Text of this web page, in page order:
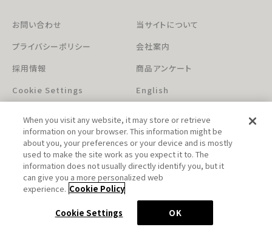
お問い合わせ
当サイトについて
プライバシーポリシー
会社案内
採用情報
商品アンケート
Cookie Settings
English
このホームページに掲載されている著作物の無断利用を禁じます。
When you visit any website, it may store or retrieve
information on your browser. This information might be
about you, your preferences or your device and is mostly
used to make the site work as you expect it to. The
information does not usually directly identify you, but it
can give you a more personalized web
experience. Cookie Policy
Cookie Settings OK